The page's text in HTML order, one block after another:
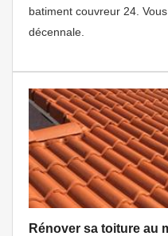
batiment couvreur 24.
décennale.
Rénover sa toiture au